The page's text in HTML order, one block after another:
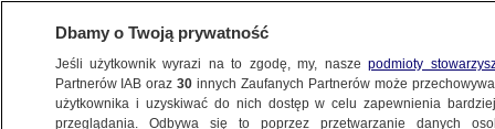
METEO
Dbamy o Twoją prywatność
Jeśli użytkownik wyrazi na to zgodę, my, naszepodmioty
Partnerów IAB oraz30 innych Zaufanych Partnerów może
użytkownika i uzyskiwać do nich dostęp w celu zapewnienia
przeglądania. Odbywa się to poprzez przetwarzanie danych